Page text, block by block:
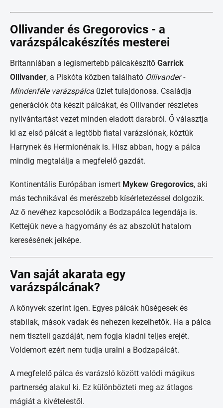
Ollivander és Gregorovics - a
varázspálcakészítés mesterei
Britanniában a legismertebb pálcakészítő Garrick
Ollivander, a Piskóta közben található Ollivander -
Mindenféle varázspálca üzlet tulajdonosa. Családja
generációk óta készít pálcákat, és Ollivander részletes
nyilvántartást vezet minden eladott darabról. Ő választja
ki az első pálcát a legtöbb fiatal varázslónak, köztük
Harrynek és Hermionénak is. Hisz abban, hogy a pálca
mindig megtalálja a megfelelő gazdát.
Kontinentális Európában ismert Mykew Gregorovics, aki
más technikával és merészebb kísérletezéssel dolgozik.
Az ő nevéhez kapcsolódik a Bodzapálca legendája is.
Kettejük neve a hagyomány és az abszolút hatalom
keresésének jelképe.
Van saját akarata egy
varázspálcának?
A könyvek szerint igen. Egyes pálcák hűségesek és
stabilak, mások vadak és nehezen kezelhetők. Ha a pálca
nem tiszteli gazdáját, nem fogja kiadni teljes erejét.
Voldemort ezért nem tudja uralni a Bodzapálcát.
A megfelelő pálca és varázsló között valódi mágikus
partnerség alakul ki. Ez különbözteti meg az átlagos
mágiát a kivételestől.